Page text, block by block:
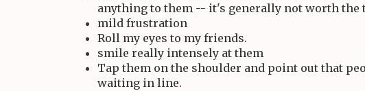
anything to them -- it's generally not worth the
mild frustration
Roll my eyes to my friends.
smile really intensely at them
Tap them on the shoulder and point out that
waiting in line.